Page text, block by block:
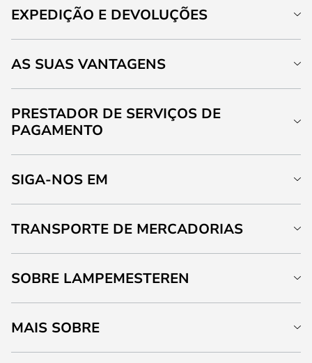
EXPEDIÇÃO E DEVOLUÇÕES
AS SUAS VANTAGENS
PRESTADOR DE SERVIÇOS DE
PAGAMENTO
SIGA-NOS EM
TRANSPORTE DE MERCADORIAS
SOBRE LAMPEMESTEREN
MAIS SOBRE